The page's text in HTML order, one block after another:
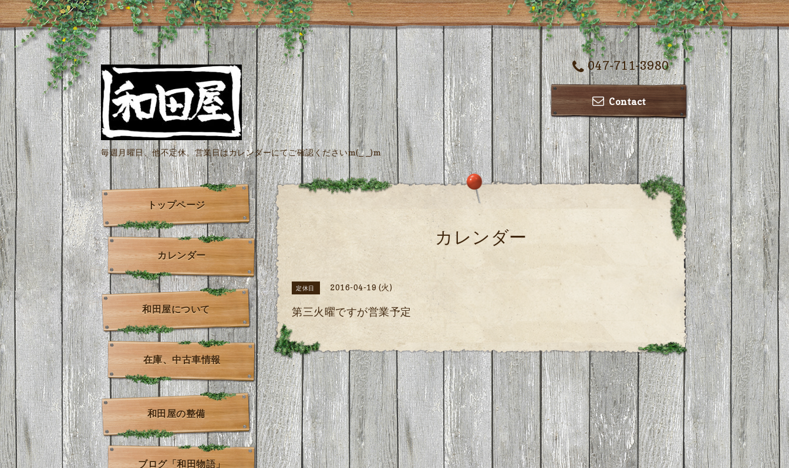
047-711-3980
Contact
毎週月曜日、他不定休。営業日はカレンダーにてご確認くださいm(_ _)m
カレンダー
定休日 2016-04-19 (火)
第三火曜ですが営業予定
トップページ
カレンダー
和田屋について
在庫、中古車情報
和田屋の整備
ブログ「和田物語」